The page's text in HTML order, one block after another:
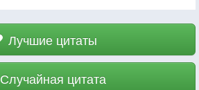
Лучшие цитаты
Случайная цитата